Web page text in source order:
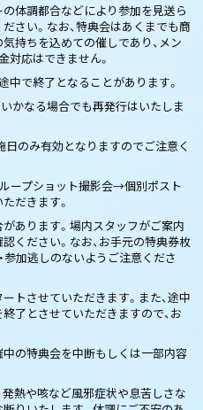
体調都合などにより参加を見送ら
さい。なお、特典会はあくまでも商
持ちを込めての催しであり、メン
対応はできません。
中で終了となることがあります。
かなる場合でも再発行はいたしま
日のみ有効となりますのでご注意く
ープショット撮影会→個別ポスト
だきます。
あります。場内スタッフがご案内
ください。なお、お手元の特典券枚
参加逃しのないようご注意くださ
トさせていただきます。また、途中
了とさせていただきますので、お
の特典会を中断もしくは一部内容
熱や咳など風邪症状や息苦しさな